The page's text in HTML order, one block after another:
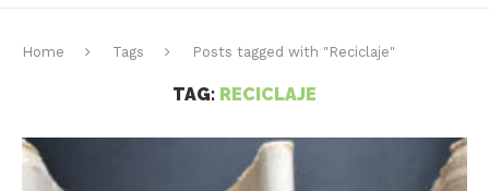
Home Tags Posts tagged with "Reciclaje"
TAG: RECICLAJE